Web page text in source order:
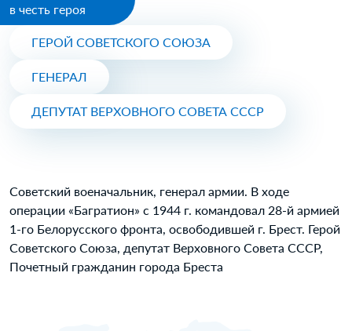
в честь героя
ГЕРОЙ СОВЕТСКОГО СОЮЗА
ГЕНЕРАЛ
ДЕПУТАТ ВЕРХОВНОГО СОВЕТА СССР
Советский военачальник, генерал армии. В ходе
операции «Багратион» с 1944 г. командовал 28-й армией
1-го Белорусского фронта, освободившей г. Брест. Герой
Советского Союза, депутат Верховного Совета СССР,
Почетный гражданин города Бреста